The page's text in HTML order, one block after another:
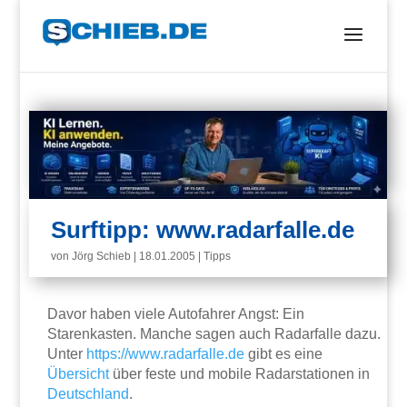
Surftipp: www.radarfalle.de
vonJörg Schieb 18.01.2005 |Tipps
Davor haben viele Autofahrer Angst: Ein
Starenkasten. Manche sagen auch Radarfalle dazu.
Unter https://www.radarfalle.de gibt es eine
Übersichtüber feste und mobile Radarstationen in
Deutschland.